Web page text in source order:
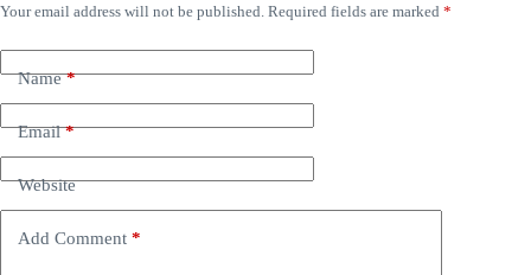
Your email address will not be published. Required fields are marked *
Name*
Email*
Website
Add Comment *